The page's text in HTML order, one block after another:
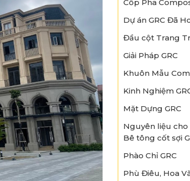
Cốp Pha
Dự án GRC Đã
Đầu cột Trang
Giải Pháp GRC
Khuôn Mẫu
Kinh Nghiệm
Mặt Dựng GRC
Nguyên liệu cho
Bê tông cốt sợi
Phào Chỉ GRC
Phù Điêu, Hoa